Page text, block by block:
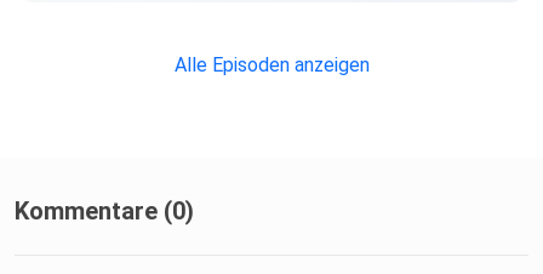
Alle Episoden anzeigen
Kommentare (0)